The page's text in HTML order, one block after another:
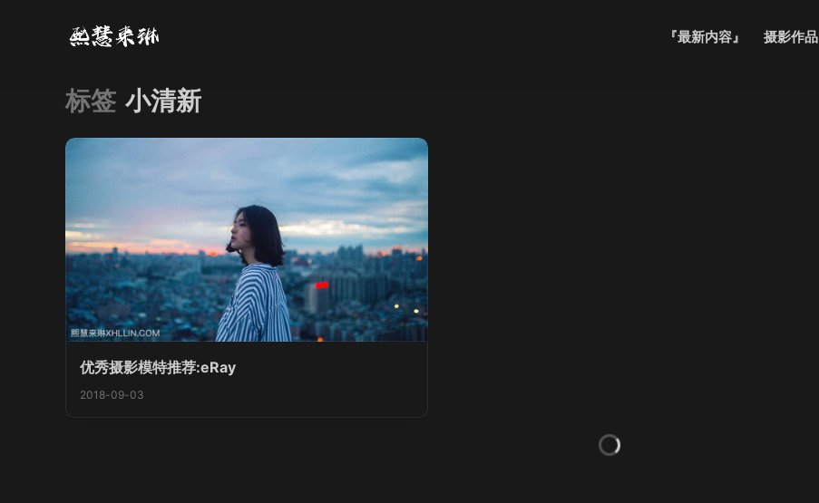
『最新内容』 摄影作品
标签 小清新
优秀摄影模特推荐:eRay
2018-09-03